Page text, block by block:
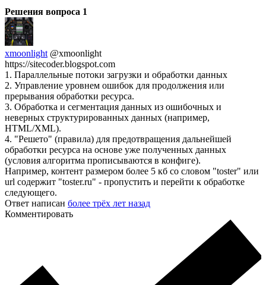
Решения вопроса 1
xmoonlight @xmoonlight
https://sitecoder.blogspot.com
1. Параллельные потоки загрузки и обработки данных
2. Управление уровнем ошибок для продолжения или
прерывания обработки ресурса.
3. Обработка и сегментация данных из ошибочных и
неверных структурированных данных (например,
HTML/XML).
4. "Решето" (правила) для предотвращения дальнейшей
обработки ресурса на основе уже полученных данных
(условия алгоритма прописываются в конфиге).
Например, контент размером более 5 кб со словом "toster" или
url содержит "toster.ru" - пропустить и перейти к обработке
следующего.
Ответ написан более трёх лет назад
Комментировать